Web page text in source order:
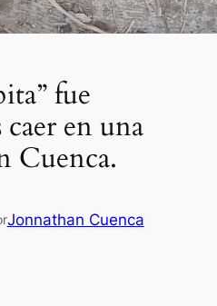
fue
caer en una
Cuenca.
Jonnathan Cuenca